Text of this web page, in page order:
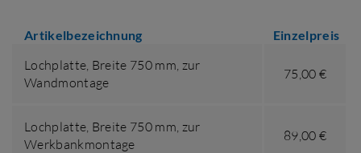
Artikelbezeichnung Einzelpreis
Lochplatte, Breite 750 mm, zur
Wandmontage
75,00 €
Lochplatte, Breite 750 mm, zur
Werkbankmontage
89,00 €